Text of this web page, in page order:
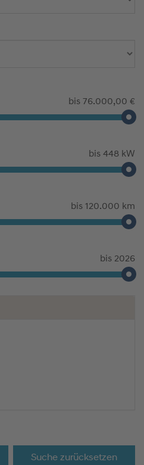
bis 76.000,00 €
bis 448 kW
bis 120.000 km
bis 2026
Suche zurücksetzen